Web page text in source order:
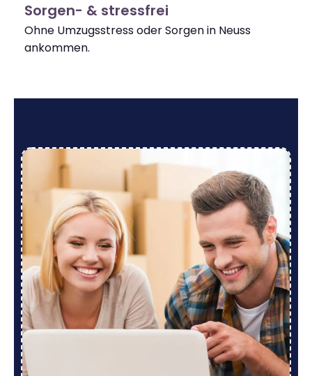
Sorgen- & stressfrei
Ohne Umzugsstress oder Sorgen in Neuss
ankommen.